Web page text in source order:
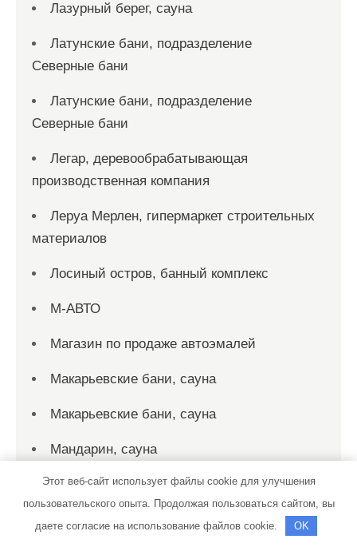
Лазурный берег, сауна
Латунские бани, подразделение
Северные бани
Латунские бани, подразделение
Северные бани
Легар, деревообрабатывающая
производственная компания
Леруа Мерлен, гипермаркет строительных
материалов
Лосиный остров, банный комплекс
М-АВТО
Магазин по продаже автоэмалей
Макарьевские бани, сауна
Макарьевские бани, сауна
Мандарин, сауна
Маск, гостиница
МАСТЕР-СЕРВИС, центр ремонта и
Этот веб-сайт использует файлы cookie для улучшения
пользовательского опыта. Продолжая пользоваться сайтом, вы
даете согласие на использование файлов cookie.
OK